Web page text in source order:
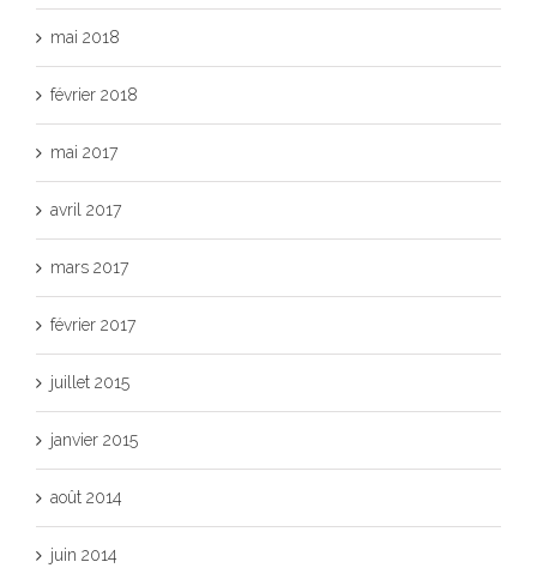
mai 2018
février 2018
mai 2017
avril 2017
mars 2017
février 2017
juillet 2015
janvier 2015
août 2014
juin 2014